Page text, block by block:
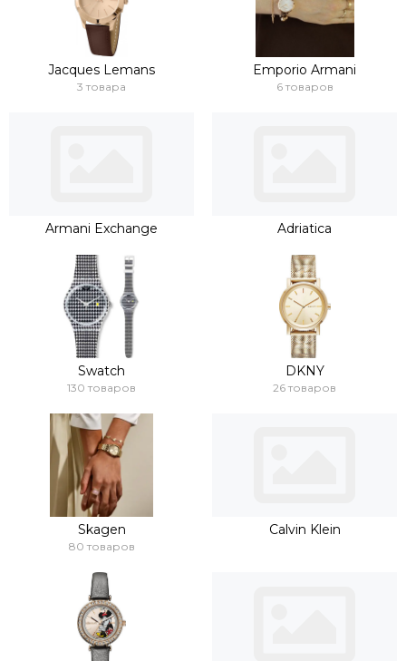
Jacques Lemans
3 товара
Emporio Armani
6 товаров
Armani Exchange Adriatica
Swatch
130 товаров
DKNY
26 товаров
Skagen
80 товаров
Calvin Klein